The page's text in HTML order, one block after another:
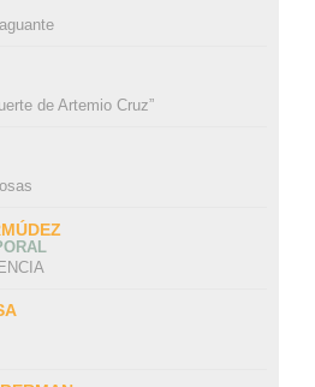
de Artemio Cruz”